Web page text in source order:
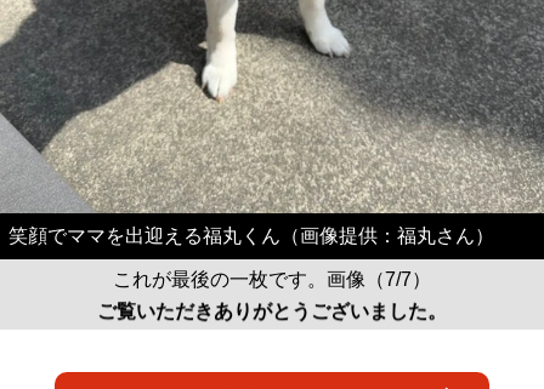
笑顔でママを出迎える福丸くん（画像提供：福丸さん）
これが最後の一枚です。画像（7/7）
ご覧いただきありがとうございました。